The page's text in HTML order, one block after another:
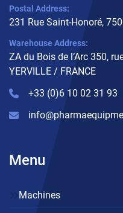
Postal Address:
231 Rue Saint-Honoré,
Warehouse Address:
ZA du Bois de l’Arc 350,
YERVILLE / FRANCE
+33 (0)6 10 02 31 93
Menu
Machines